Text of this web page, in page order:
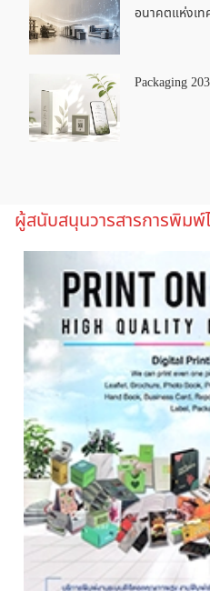
อนาคตแห่งเท
Packaging
ผู้สนับสนุนวารสารการพิม